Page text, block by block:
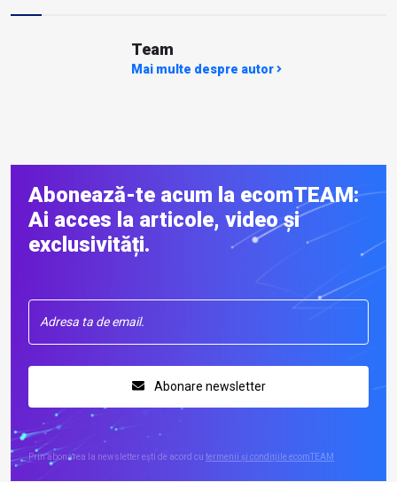
Team
Mai multe despre autor
Abonează-te acum la ecomTEAM:
Ai acces la articole, video și
exclusivități.
Abonare newsletter
Prin abonarea la newsletter ești de acord cu termenii și condițiile ecomTEAM